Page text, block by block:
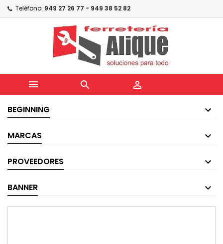
Teléfono: 949 27 26 77 - 949 38 52 82
  
BEGINNING
MARCAS
PROVEEDORES
BANNER